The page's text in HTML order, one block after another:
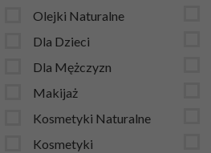
Olejki Naturalne
Dla Dzieci
Dla Mężczyzn
Makijaż
Kosmetyki Naturalne
Kosmetyki